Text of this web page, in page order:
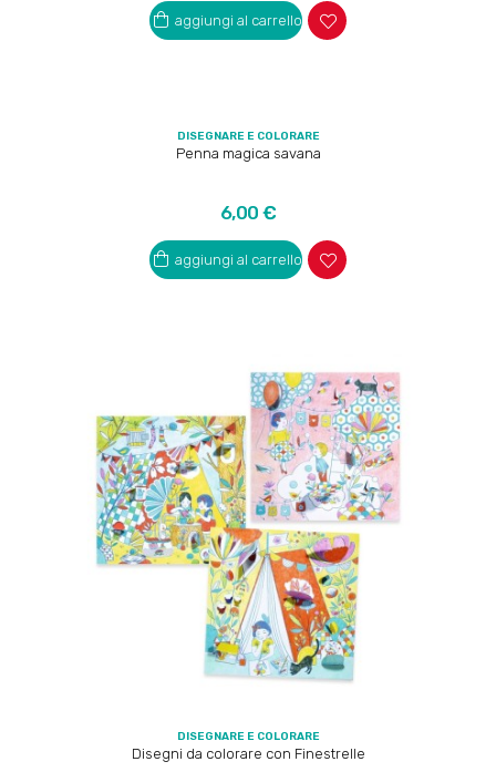
aggiungi al carrello
DISEGNARE E COLORARE
Penna magica savana
Prezzo
6,00 €
aggiungi al carrello
DISEGNARE E COLORARE
Disegni da colorare con Finestrelle